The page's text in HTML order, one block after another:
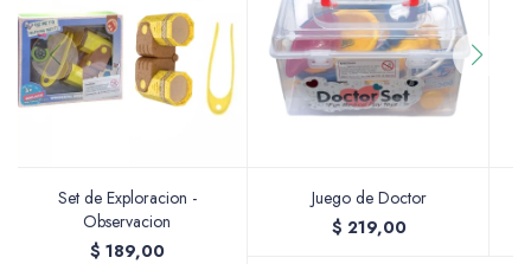
Set de Exploracion -
Observacion
$ 189,00
Juego de Doctor
$ 219,00
Soportes Artísticos